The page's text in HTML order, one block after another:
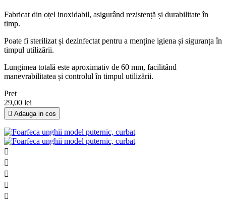
Fabricat din oțel inoxidabil, asigurând rezistență și durabilitate în
timp.
Poate fi sterilizat și dezinfectat pentru a menține igiena și siguranța în
timpul utilizării.
Lungimea totală este aproximativ de 60 mm, facilitând
manevrabilitatea și controlul în timpul utilizării.
Pret
29,00 lei
 Adauga in cos




